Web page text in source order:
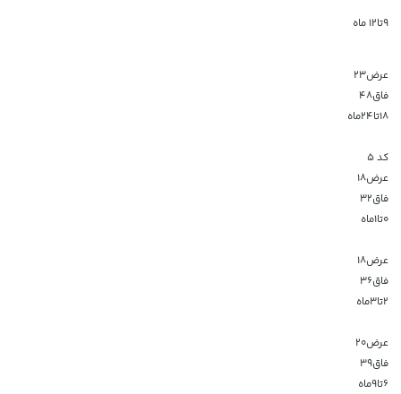
9تا12 ماه
عرض۲۳
فاق۴۸
۱۸تا۲۴ماه
کد ۵
عرض۱۸
فاق۳۲
۰تا۱ماه
عرض۱۸
فاق۳۶
۲تا۳ماه
عرض۲۰
فاق۳۹
۶تا۹ماه